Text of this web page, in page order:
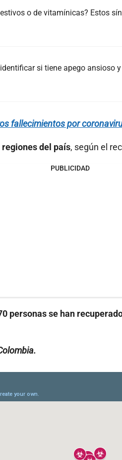
o de vitamínicas? Estos
si tiene apego ansioso
fallecimientos por
regiones del país, según el
PUBLICIDAD
personas se han